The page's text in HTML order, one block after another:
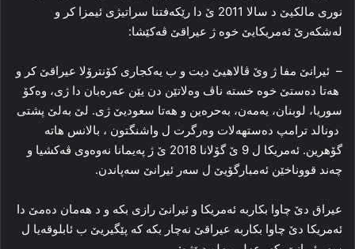
نوری مالكیێ د سالا 2011 ێ دا رێكەفتنا سراتیژی ئیمزا كر و
لەشكەرێ ئەمریكایێ خوە ژ عیراقێ ڤەكێشا:
– ئیرانێ مفا ژ وێ ڤالاھیێ دیت و ب یەکجاری كۆنترۆلا عیراقێ کر و
ھەتا ده‌ستێ خوە خستە ناڤ وه‌لاتێن دن یێن عه‌ره‌بان دا ژی، وه‌کۆ
سوریا، لوبنان، یه‌مه‌ن، به‌حره‌ین و هه‌تا سعودیێ ژی. لێ بەلێ پشتی
دونالد ترامپ ده‌ستهه‌لات وه‌رگرت ل واشنگتون ، بالانس هاته‌
گۆھرین. ئه‌مریکا ل 9 ێ گۆلانا 2018 ێ ژ په‌یمانا نه‌وه‌وی ڤه‌كشیا و
چه‌ند قووناخێن ئه‌مبارگۆیێ ل سه‌ر ئیرانێ سه‌پاندن.
عیراق دێ چاوا بكاربە ئەمریكا و ئیرانێ رازی بكە و د ھەمان دەمێ دا
ئەمریكا دێ چاوا بكاربە عیراقێ نەچار بكە كە پێگیریێ ب ئابلوقەیا ل